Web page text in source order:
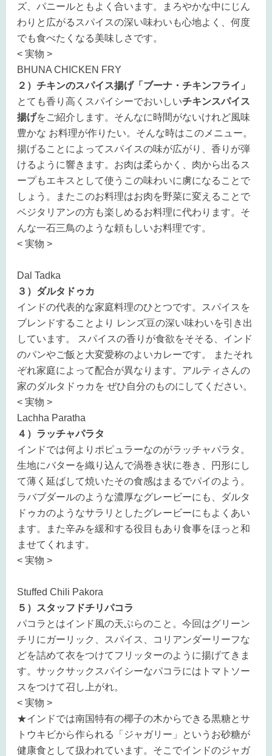
ズ、パニールともよく合います。まろやかな中にじん
わりと広がるスパイスの深い味わいも心地よく、何度
でも食べたくなる美味しさです。
< 実物 >
BHUNA CHICKEN FRY
２）チキンのスパイス揚げ「ブーナ・チキンフライ」
とても香り高くスパイシーでおいしいチキンスパイス
揚げをご紹介します。そんなに時間がないけれど風味
豊かな お料理が作りたい。そんな時はこのメニュー。
揚げることによってスパイスの味が広がり、香りが弾
けるように響きます。お肉は柔らかく、肉から出るス
ープもエキスとして使うこの味わいに虜になることで
しょう。またこのお料理はお肉を野菜に変えることで
ベジタリアンの方も楽しめるお料理に代わります。そ
んな一石三鳥のような頼もしいお料理です。
< 実物 >
Dal Tadka
３）ダルタドゥカ
インドの代表的な家庭料理のひとつです。スパイスを
ブレンドすることより レンズ豆の深い味わいを引き出
しています。 スパイスの香りが食欲をそそる、インド
のパンやご飯と大変愛称のよいカレーです。 またそれ
ぞれ家庭によって配合が異なります。アルティさんの
家のダルタドゥカを ぜひ自分のものにしてください。
< 実物 >
Lachha Paratha
４）ラッチャパラタ
インドでは何よりポピュラーなのがラッチャパラタ。
生地にバターを織り込んで渦巻き状に巻き、円形にし
て薄く延ばして焼いたその食感はまるでパイのよう。
ラバブダールのような濃厚なグレービーにも、ダルタ
ドゥカのようなサラリとしたグレービーにもよくあい
ます。また辛みを緩和する役目もあり食事をほっと和
ませてくれます。
< 実物 >
Stuffed Chili Pakora
５）スタッフドチリパコラ
パコラとはインド風の天ぷらのこと。今回はグリーン
チリにガーリック、スパイス、コリアンダーリーフな
どを詰めて衣をつけてフリッターのように揚げてきま
す。サックサックスパイシーなパコラにはトマトソー
スをつけて召し上がれ。
< 実物 >
★インドでは南国特有の椰子の木からできる黒糖とサ
トウキビから作られる「ジャガリー」というお砂糖が
健康食として扱われています。そこでインドのジャガ